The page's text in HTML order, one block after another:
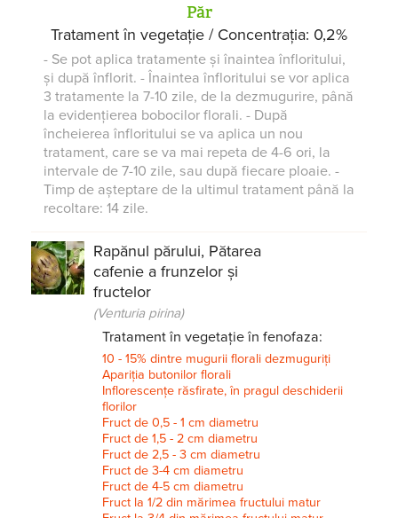
Păr
Tratament în vegetație / Concentrația: 0,2%
- Se pot aplica tratamente și înaintea înfloritului,
și după înflorit. - Înaintea înfloritului se vor aplica
3 tratamente la 7-10 zile, de la dezmugurire, până
la evidențierea bobocilor florali. - După
încheierea înfloritului se va aplica un nou
tratament, care se va mai repeta de 4-6 ori, la
intervale de 7-10 zile, sau după fiecare ploaie. -
Timp de așteptare de la ultimul tratament până la
recoltare: 14 zile.
Rapănul părului, Pătarea
cafenie a frunzelor și
fructelor
(Venturia pirina)
Tratament în vegetație în fenofaza:
10 - 15% dintre mugurii florali dezmuguriți
Apariția butonilor florali
Inflorescențe răsfirate, în pragul deschiderii
florilor
Fruct de 0,5 - 1 cm diametru
Fruct de 1,5 - 2 cm diametru
Fruct de 2,5 - 3 cm diametru
Fruct de 3-4 cm diametru
Fruct de 4-5 cm diametru
Fruct la 1/2 din mărimea fructului matur